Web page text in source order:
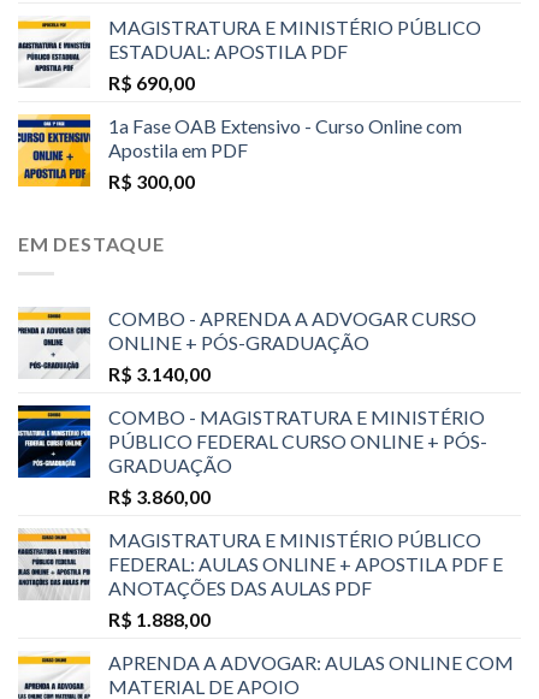
MAGISTRATURA E MINISTÉRIO PÚBLICO
ESTADUAL: APOSTILA PDF
R$ 690,00
1a Fase OAB Extensivo - Curso Online com
Apostila em PDF
R$ 300,00
EM DESTAQUE
COMBO - APRENDA A ADVOGAR CURSO
ONLINE + PÓS-GRADUAÇÃO
R$ 3.140,00
COMBO - MAGISTRATURA E MINISTÉRIO
PÚBLICO FEDERAL CURSO ONLINE + PÓS-
GRADUAÇÃO
R$ 3.860,00
MAGISTRATURA E MINISTÉRIO PÚBLICO
FEDERAL: AULAS ONLINE + APOSTILA PDF E
ANOTAÇÕES DAS AULAS PDF
R$ 1.888,00
APRENDA A ADVOGAR: AULAS ONLINE COM
MATERIAL DE APOIO